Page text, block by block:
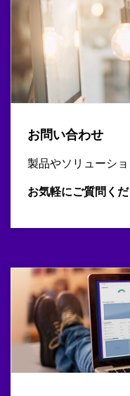
お問い合わせ
製品やソリューシ
お気軽にご質問く